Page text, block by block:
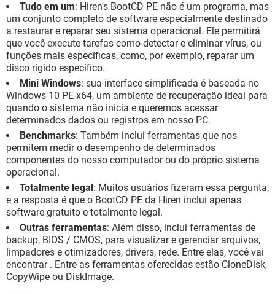
Tudo em um: Hiren's BootCD PE não é um programa, mas
um conjunto completo de software especialmente destinado
a restaurar e reparar seu sistema operacional. Ele permitirá
que você execute tarefas como detectar e eliminar vírus, ou
funções mais específicas, como, por exemplo, reparar um
disco rígido específico.
Mini Windows: sua interface simplificada é baseada no
Windows 10 PE x64, um ambiente de recuperação ideal para
quando o sistema não inicia e queremos acessar
determinados dados ou registros em nosso PC.
Benchmarks: Também inclui ferramentas que nos
permitem medir o desempenho de determinados
componentes do nosso computador ou do próprio sistema
operacional.
Totalmente legal : Muitos usuários fizeram essa pergunta,
e a resposta é que o BootCD PE da Hiren inclui apenas
software gratuito e totalmente legal.
Outras ferramentas: Além disso, inclui ferramentas de
backup, BIOS / CMOS, para visualizar e gerenciar arquivos,
limpadores e otimizadores, drivers, rede. Entre elas, você vai
encontrar . Entre as ferramentas oferecidas estão CloneDisk,
CopyWipe ou DiskImage.